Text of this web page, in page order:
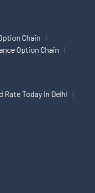
Chain
Option Chain
Rate Today In Delhi